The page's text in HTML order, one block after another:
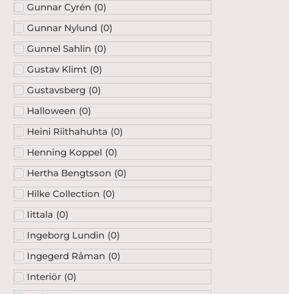
Gunnar Cyrén (0)
Gunnar Nylund (0)
Gunnel Sahlin (0)
Gustav Klimt (0)
Gustavsberg (0)
Halloween (0)
Heini Riithahuhta (0)
Henning Koppel (0)
Hertha Bengtsson (0)
Hilke Collection (0)
Iittala (0)
Ingeborg Lundin (0)
Ingegerd Råman (0)
Interiör (0)